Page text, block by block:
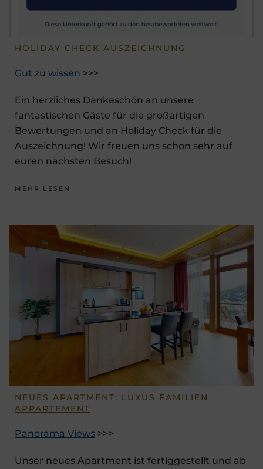
HOLIDAY CHECK AUSZEICHNUNG
Gut zu wissen >>>
Ein herzliches Dankeschön an unsere
fantastischen Gäste für die großartigen
Bewertungen und an Holiday Check für die
Auszeichnung! Wir freuen uns schon sehr auf
euren nächsten Besuch!
MEHR LESEN
NEUES APARTMENT: LUXUS FAMILIEN
APPARTEMENT
Panorama Views >>>
Unser neues Apartment ist fertiggestellt und ab